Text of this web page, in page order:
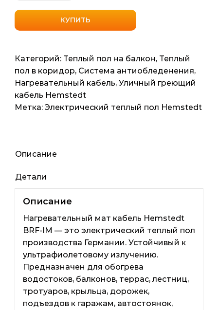
товара
Уличный
нагревательный
Hemstedt
BRF-
IM
(Германия)
5.3м2,
КУПИТЬ
Категорий: Теплый пол на балкон, Теплый
пол в коридор, Система антиобледенения,
Нагревательный кабель, Уличный греющий
кабель Hemstedt
Метка: Электрический теплый пол Hemstedt
Описание
Детали
Описание
Нагревательный мат кабель Hemstedt
BRF-IM — это электрический теплый пол
производства Германии. Устойчивый к
ультрафиолетовому излучению.
Предназначен для обогрева
водостоков, балконов, террас, лестниц,
тротуаров, крыльца, дорожек,
подъездов к гаражам, автостоянок,